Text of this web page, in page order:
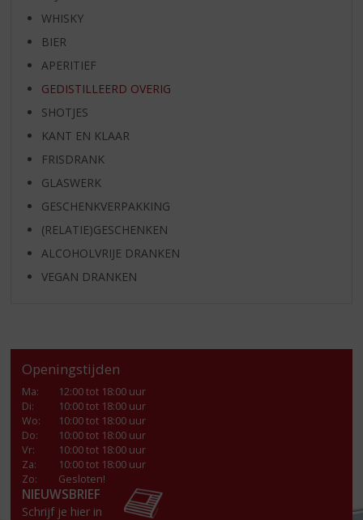
WHISKY
BIER
APERITIEF
GEDISTILLEERD OVERIG
SHOTJES
KANT EN KLAAR
FRISDRANK
GLASWERK
GESCHENKVERPAKKING
(RELATIE)GESCHENKEN
ALCOHOLVRIJE DRANKEN
VEGAN DRANKEN
Openingstijden
Ma:
12:00 tot 18:00 uur
Di:
10:00 tot 18:00 uur
Wo:
10:00 tot 18:00 uur
Do:
10:00 tot 18:00 uur
Vr:
10:00 tot 18:00 uur
Za:
10:00 tot 18:00 uur
Zo:
Gesloten!
NIEUWSBRIEF
Schrijf je hier in